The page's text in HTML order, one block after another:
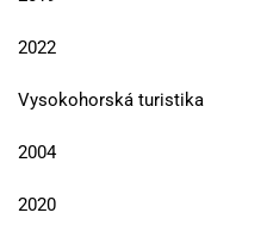
2022
Vysokohorská turistika
2004
2020